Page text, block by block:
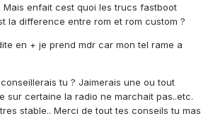
enfait cest quoi les trucs fastboot
la difference entre rom et rom custom ?
en + je prend mdr car mon tel rame a
tu ? Jaimerais une ou tout
sur certaine la radio ne marchait pas..etc.
stable.. Merci de tout tes conseils tu mas